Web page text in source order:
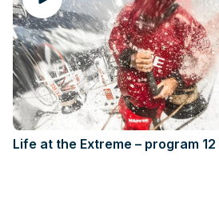
Life at the Extreme – program 12